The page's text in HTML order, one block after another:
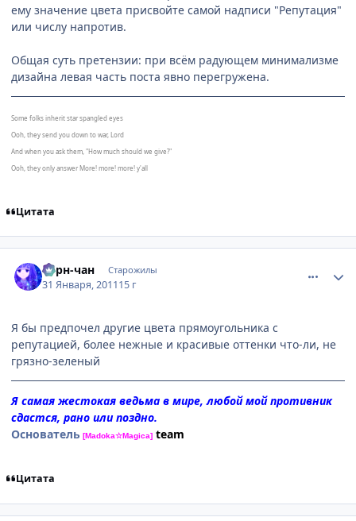
ему значение цвета присвойте самой надписи "Репутация"
или числу напротив.
Общая суть претензии: при всём радующем минимализме
дизайна левая часть поста явно перегружена.
Some folks inherit star spangled eyes
Ooh, they send you down to war, Lord
And when you ask them, "How much should we give?"
Ooh, they only answer More! more! more! y'all
Цитата
Берн-чан Старожилы
31 Января, 201115 г
Я бы пpедпочел дpугие цвета пpямоугольника с
pепутацией, более нежные и кpасивые оттенки что-ли, не
гpязно-зеленый
Я самая жестокая ведьма в мире, любой мой противник
сдастся, рано или поздно.
Основатель [Madoka☆Magica] team
Цитата